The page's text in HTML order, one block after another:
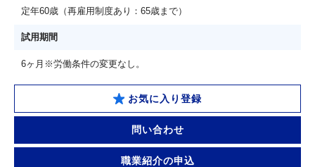
定年60歳（再雇用制度あり：65歳まで）
試用期間
6ヶ月※労働条件の変更なし。
お気に入り登録
問い合わせ
職業紹介の申込